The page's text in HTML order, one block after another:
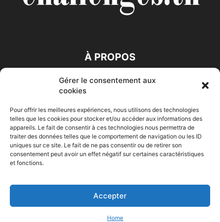
Gérer le consentement aux
cookies
Pour offrir les meilleures expériences, nous utilisons des technologies
telles que les cookies pour stocker et/ou accéder aux informations des
appareils. Le fait de consentir à ces technologies nous permettra de
traiter des données telles que le comportement de navigation ou les ID
uniques sur ce site. Le fait de ne pas consentir ou de retirer son
consentement peut avoir un effet négatif sur certaines caractéristiques
et fonctions.
Accepter
Home
À PROPOS
SUIVEZ NOUS
Accueil Economie Entreprises Entrepreneur Afrique
HIGH-TECH Auto-Moto
© Challenges.tn By AAKOM.DIGITAL